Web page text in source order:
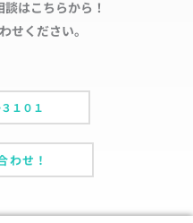
はこちらから！
せください。
１０１
わせ！